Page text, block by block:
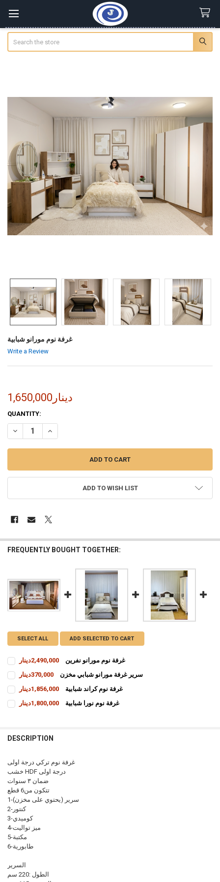
غرفة نوم مورانو شبابية
Write a Review
1,650,000دينار
CURRENT
STOCK:
QUANTITY:
ADD TO WISH LIST
FREQUENTLY BOUGHT TOGETHER:
SELECT ALL ADD SELECTED TO CART
غرفة نوم مورانو نفرين
2,490,000دينار
CURRENT
STOCK:
QUANTITY:
DECREASE QUANTITY OF غرفة نوم مورانو نفرين
سرير غرفة مورانو شبابي مخزن
370,000دينار
CURRENT
STOCK:
QUANTITY:
غرفة نوم كراند شبابية
1,856,000دينار
CURRENT
STOCK:
QUANTITY:
غرفة نوم نورا شبابية
1,800,000دينار
DESCRIPTION
غرفة نوم تركي درجة اولى
خشب HDF درجة اولى
ضمان ٣ سنوات
تتكون من6 قطع
1-سرير (يحتوي على مخزن)
2-كنتور
3-كوميدي
4-ميز تواليت
5-مكتبة
6-طابورية
السرير
الطول :220 سم